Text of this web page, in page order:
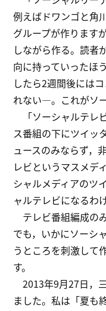
例えばドワンゴと角
グループが作ります
しながら作る。読者
向に持っていったほ
したら2週間後には
れない―。これがソ
「ソーシャルテレ
ス番組の下にツイッ
ュースのみならず，
レビというマスメデ
シャルメディアのツ
ャルテレビになるわ
テレビ番組編成の
でも，いかにソーシ
うところを刺激して
す。
2013年9月27日，
ました。私は「夏も